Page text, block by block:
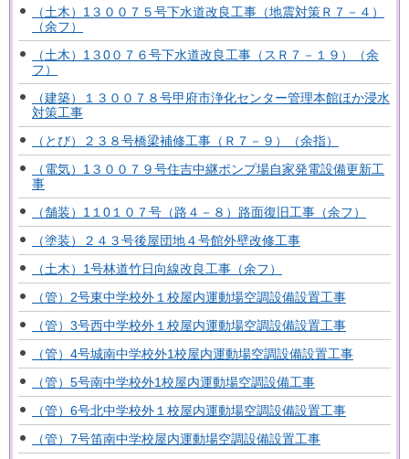
（土木）1３００７５号下水道改良工事（地震対策Ｒ７－４）
（余フ）
（土木）1３0０７６号下水道改良工事（スＲ７－１９）（余
フ）
（建築）１３００７８号甲府市浄化センター管理本館ほか浸水
対策工事
（とび）２３８号橋梁補修工事（Ｒ７－９）（余指）
（電気）1３００７９号住吉中継ポンプ場自家発電設備更新工
事
（舗装）1１0１０７号（路４－８）路面復旧工事（余フ）
（塗装）２４３号後屋団地４号館外壁改修工事
（土木）1号林道竹日向線改良工事（余フ）
（管）2号東中学校外１校屋内運動場空調設備設置工事
（管）3号西中学校外１校屋内運動場空調設備設置工事
（管）4号城南中学校外1校屋内運動場空調設備設置工事
（管）5号南中学校外1校屋内運動場空調設備工事
（管）6号北中学校外１校屋内運動場空調設備設置工事
（管）7号笛南中学校屋内運動場空調設備設置工事